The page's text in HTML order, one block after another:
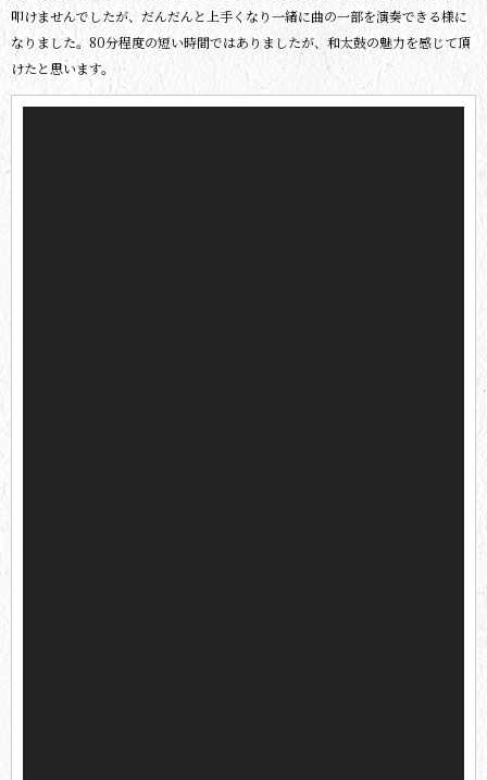
叩けませんでしたが、だんだんと上手くなり一緒に曲の一部を演奏できる様に
なりました。80分程度の短い時間ではありましたが、和太鼓の魅力を感じて頂
けたと思います。